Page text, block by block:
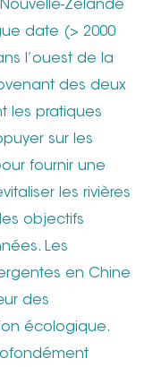
Zélande
date (> 2000
l’ouest de la
des deux
les pratiques
sur les
fournir une
les rivières
objectifs
Les
en Chine
des
écologique.